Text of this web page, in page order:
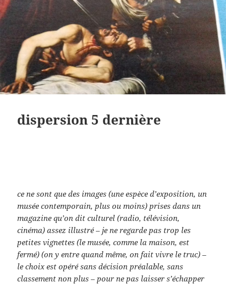
dispersion 5 dernière
ce ne sont que des images (une espèce d’exposition, un
musée contemporain, plus ou moins) prises dans un
magazine qu’on dit culturel (radio, télévision,
cinéma) assez illustré – je ne regarde pas trop les
petites vignettes (le musée, comme la maison, est
fermé) (on y entre quand même, on fait vivre le truc) –
le choix est opéré sans décision préalable, sans
classement non plus – pour ne pas laisser s’échapper